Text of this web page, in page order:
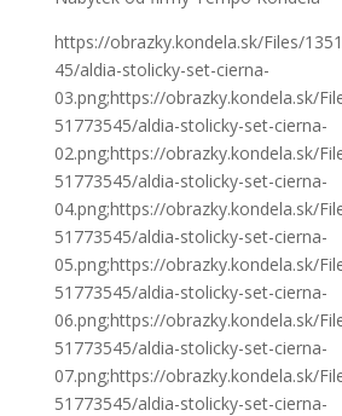
https://obrazky.kondela.sk/Files/
45/aldia-stolicky-set-cierna-
03.png;https://obrazky.kondela.sk/
51773545/aldia-stolicky-set-cierna-
02.png;https://obrazky.kondela.sk/
51773545/aldia-stolicky-set-cierna-
04.png;https://obrazky.kondela.sk/
51773545/aldia-stolicky-set-cierna-
05.png;https://obrazky.kondela.sk/
51773545/aldia-stolicky-set-cierna-
06.png;https://obrazky.kondela.sk/
51773545/aldia-stolicky-set-cierna-
07.png;https://obrazky.kondela.sk/
51773545/aldia-stolicky-set-cierna-